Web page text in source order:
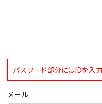
パスワード部分にはIDを入
メール